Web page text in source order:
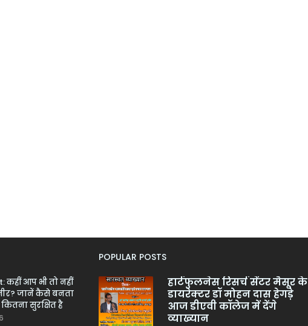
कहीं आप भी तो नहीं
जानें कैसे बनता
सुरक्षित है
POPULAR POSTS
हार्टफुलनेस रिसर्च सेंटर मैसूर के
डायरेक्टर डॉ मोहन दास हेगड़े
आज डीएवी कॉलेज में देंगे
व्याख्यान